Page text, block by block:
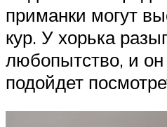
приманки могут
кур. У хорька
любопытство, и он
подойдет